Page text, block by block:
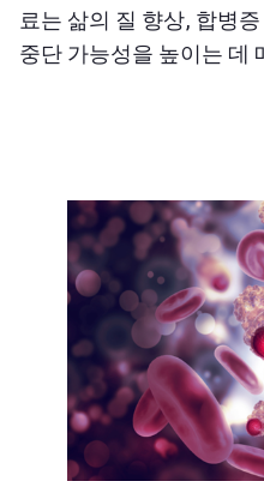
료는 삶의 질 향상, 합병
중단 가능성을 높이는 데